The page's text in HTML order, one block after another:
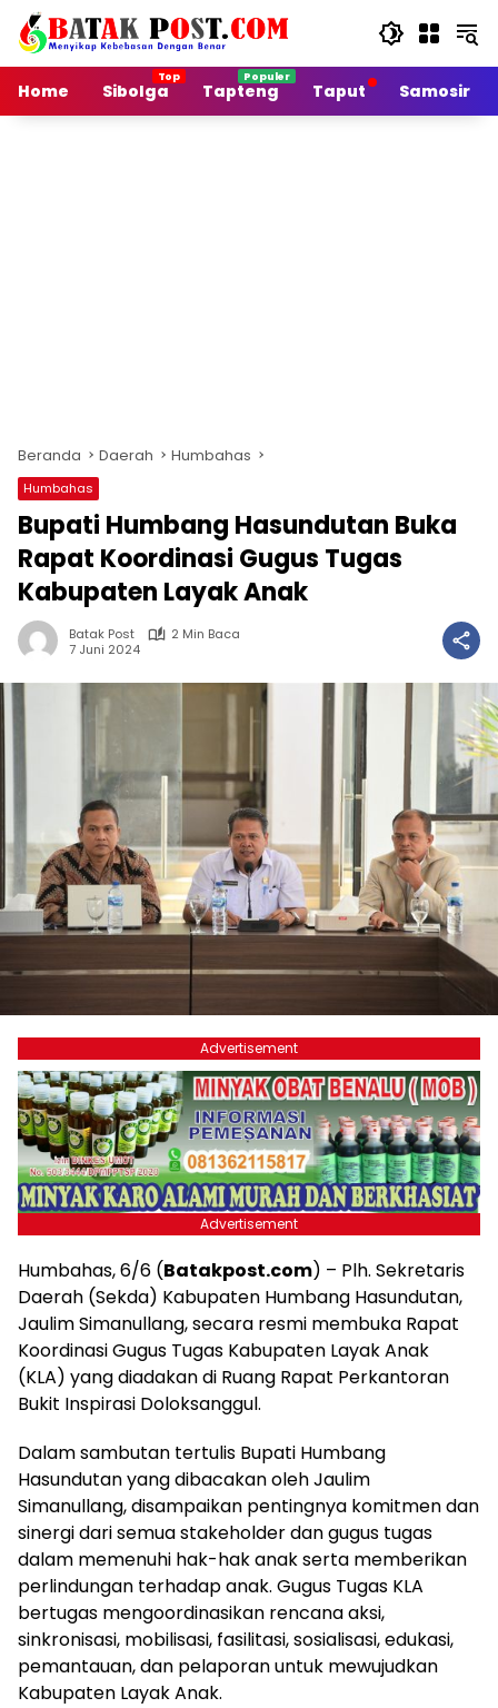
Langsung
konten
Home
Sibolga Tapteng Taput Samosir
Beranda Daerah Humbahas
Humbahas
Bupati Humbang Hasundutan Buka
Rapat Koordinasi Gugus Tugas
Kabupaten Layak Anak
Batak Post
2 Min Baca
7 Juni 2024
Advertisement
Advertisement
Humbahas, 6/6 (Batakpost.com) – Plh. Sekretaris
Daerah (Sekda) Kabupaten Humbang Hasundutan,
Jaulim Simanullang, secara resmi membuka Rapat
Koordinasi Gugus Tugas Kabupaten Layak Anak
(KLA) yang diadakan di Ruang Rapat Perkantoran
Bukit Inspirasi Doloksanggul.
Dalam sambutan tertulis Bupati Humbang
Hasundutan yang dibacakan oleh Jaulim
Simanullang, disampaikan pentingnya komitmen dan
sinergi dari semua stakeholder dan gugus tugas
dalam memenuhi hak-hak anak serta memberikan
perlindungan terhadap anak. Gugus Tugas KLA
bertugas mengoordinasikan rencana aksi,
sinkronisasi, mobilisasi, fasilitasi, sosialisasi, edukasi,
pemantauan, dan pelaporan untuk mewujudkan
Kabupaten Layak Anak.